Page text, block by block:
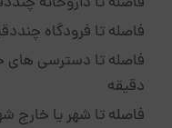
فاصله تا فرودگاه چنددقیقه
دقیقه